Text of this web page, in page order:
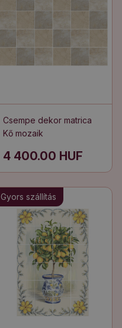
Csempe dekor matrica
Kő mozaik
4 400.00 HUF
Gyors szállítás